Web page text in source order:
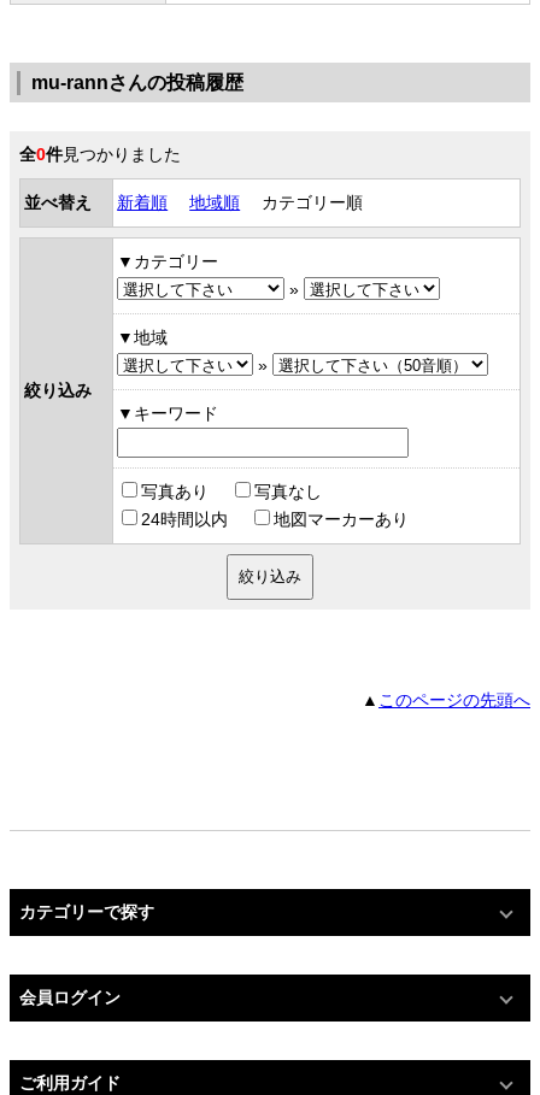
mu-rannさんの投稿履歴
全0件見つかりました
並べ替え 新着順 地域順 カテゴリー順
絞り込み
カテゴリー
»
地域
»
キーワード
写真あり
写真なし
24時間以内
地図マーカーあり
▲ このページの先頭へ
カテゴリーで探す
会員ログイン
ご利用ガイド